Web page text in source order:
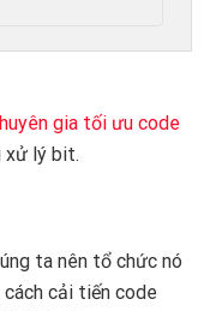
gia tối ưu code
xử lý bit.
ta nên tổ chức nó
cải tiến code